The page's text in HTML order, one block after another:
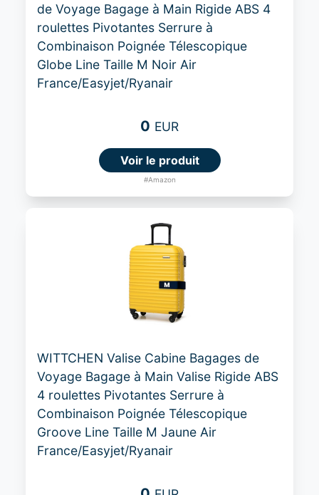
de Voyage Bagage à Main Rigide ABS 4
roulettes Pivotantes Serrure à
Combinaison Poignée Télescopique
Globe Line Taille M Noir Air
France/Easyjet/Ryanair
0 EUR
Voir le produit
#Amazon
WITTCHEN Valise Cabine Bagages de
Voyage Bagage à Main Valise Rigide ABS
4 roulettes Pivotantes Serrure à
Combinaison Poignée Télescopique
Groove Line Taille M Jaune Air
France/Easyjet/Ryanair